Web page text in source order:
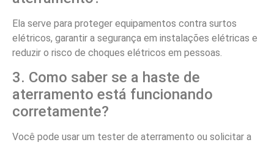
Ela serve para proteger equipamentos contra surtos
elétricos, garantir a segurança em instalações elétricas e
reduzir o risco de choques elétricos em pessoas.
3. Como saber se a haste de
aterramento está funcionando
corretamente?
Você pode usar um tester de aterramento ou solicitar a